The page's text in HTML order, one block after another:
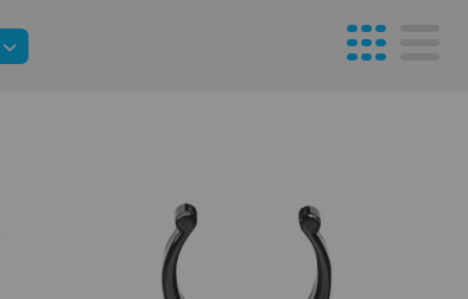
Únete ya a los mas de de 500 Profesionales de
la Náutica